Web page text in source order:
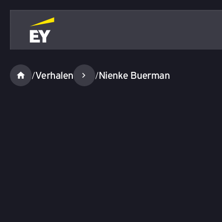
/Verhalen /Nienke Buerman